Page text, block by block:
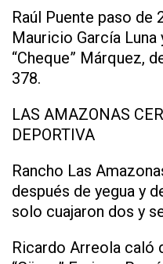
Raúl Puente paso de
Mauricio García
“Cheque” Márquez,
378.
LAS AMAZONAS
DEPORTIVA
Rancho Las
después de yegua y
solo cuajaron dos y
Ricardo Arreola caló